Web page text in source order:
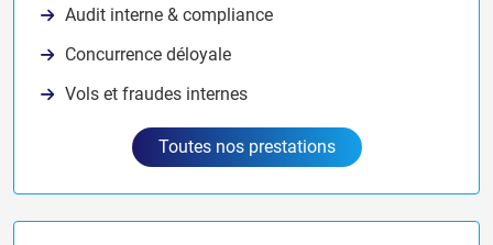
Audit interne & compliance
Concurrence déloyale
Vols et fraudes internes
Toutes nos prestations